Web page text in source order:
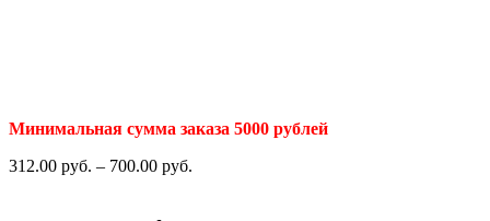
Минимальная сумма заказа 5000 рублей
312.00 руб. – 700.00 руб.